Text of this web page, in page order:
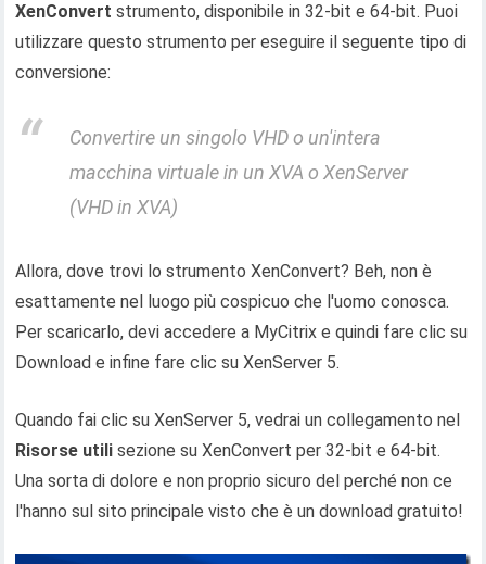
XenConvert strumento, disponibile in 32-bit e 64-bit. Puoi
utilizzare questo strumento per eseguire il seguente tipo di
conversione:
Convertire un singolo VHD o un'intera
macchina virtuale in un XVA o XenServer
(VHD in XVA)
Allora, dove trovi lo strumento XenConvert? Beh, non è
esattamente nel luogo più cospicuo che l'uomo conosca.
Per scaricarlo, devi accedere a MyCitrix e quindi fare clic su
Download e infine fare clic su XenServer 5.
Quando fai clic su XenServer 5, vedrai un collegamento nel
Risorse utili sezione su XenConvert per 32-bit e 64-bit.
Una sorta di dolore e non proprio sicuro del perché non ce
l'hanno sul sito principale visto che è un download gratuito!